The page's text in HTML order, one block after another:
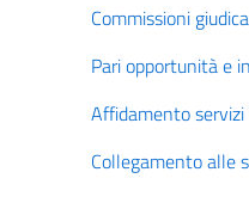
Commissioni
Pari opportunità e
Affidamento
Collegamento alle